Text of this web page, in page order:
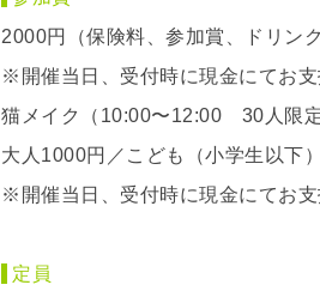
2000円（保険料、参加賞、ドリン
※開催当日、受付時に現金にてお
猫メイク（10:00〜12:00 30人限
大人1000円／こども（小学生以下
※開催当日、受付時に現金にてお
定員